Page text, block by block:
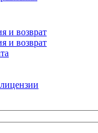
и возврат
и возврат